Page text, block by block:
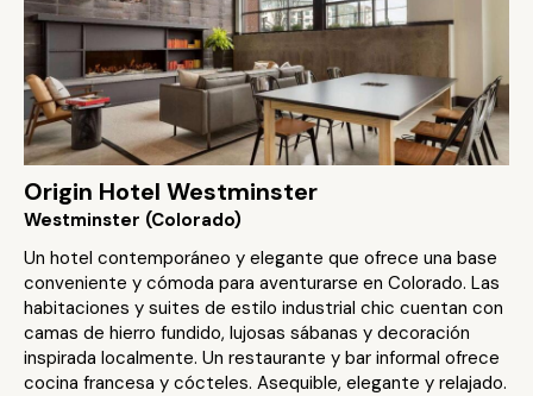
Origin Hotel Westminster
Westminster (Colorado)
Un hotel contemporáneo y elegante que ofrece una base
conveniente y cómoda para aventurarse en Colorado. Las
habitaciones y suites de estilo industrial chic cuentan con
camas de hierro fundido, lujosas sábanas y decoración
inspirada localmente. Un restaurante y bar informal ofrece
cocina francesa y cócteles. Asequible, elegante y relajado.